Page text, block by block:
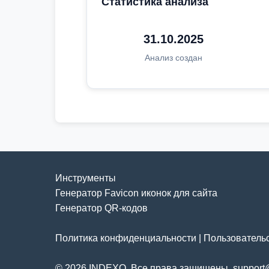
31.10.2025
Анализ создан
Инструменты
Генератор Favicon иконок для сайта
Генератор QR-кодов
Политика конфиденциальности